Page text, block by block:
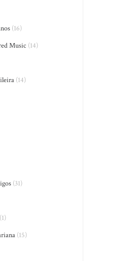
(16)
Music (14)
(14)
(31)
(1)
(15)